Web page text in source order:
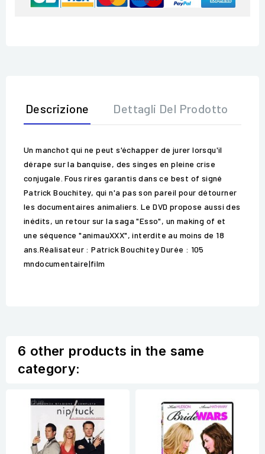
Descrizione Dettagli Del Prodotto
Un manchot qui ne peut s'échapper de jurer lorsqu'il
dérape sur la banquise, des singes en pleine crise
conjugale. Fous rires garantis dans ce best of signé
Patrick Bouchitey, qui n'a pas son pareil pour détourner
les documentaires animaliers. Le DVD propose aussi des
inédits, un retour sur la saga "Esso", un making of et
une séquence "animauXXX", interdite au moins de 18
ans.Réalisateur : Patrick Bouchitey Durée : 105
mndocumentaire|film
6 other products in the same
category: